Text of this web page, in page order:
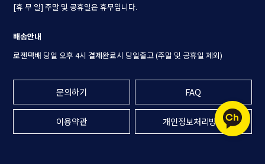
[휴 무 일] 주말 및 공휴일은 휴무입니다.
배송안내
로젠택배 당일 오후 4시 결제완료시 당일출고 (주말 및 공휴일 제외)
문의하기 FAQ
이용약관 개인정보처리방침